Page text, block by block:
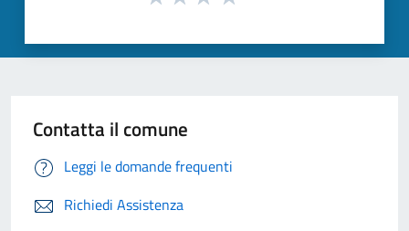
Contatta il comune
Leggi le domande frequenti
Richiedi Assistenza